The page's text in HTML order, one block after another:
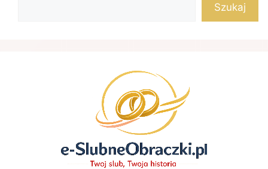
Szukaj